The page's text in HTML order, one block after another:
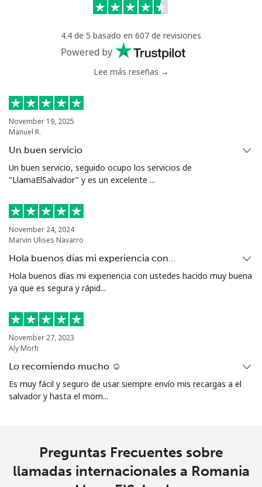
4.4 de 5 basado en 607 de revisiones
Powered by
Lee más reseñas →
November 19, 2025
Manuel R.
Un buen servicio
Un buen servicio, seguido ocupo los servicios de
"LlamaElSalvador" y es un excelente ...
November 24, 2024
Marvin Ulises Navarro
Hola buenos días mi experiencia con…
Hola buenos días mi experiencia con ustedes hacido muy buena
ya que es segura y rápid...
November 27, 2023
Aly Morh
Lo recomiendo mucho ☺️
Es muy fácil y seguro de usar siempre envío mis recargas a el
salvador y hasta el mom...
Preguntas Frecuentes sobre
llamadas internacionales a Romania